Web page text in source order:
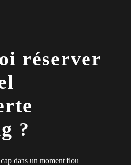
réserver
?
dans un moment flou